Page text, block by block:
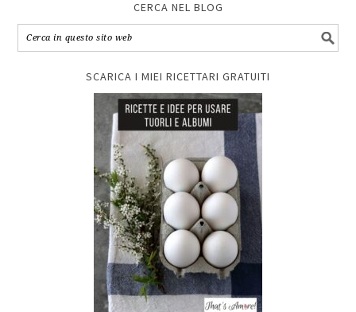
CERCA NEL BLOG
SCARICA I MIEI RICETTARI GRATUITI